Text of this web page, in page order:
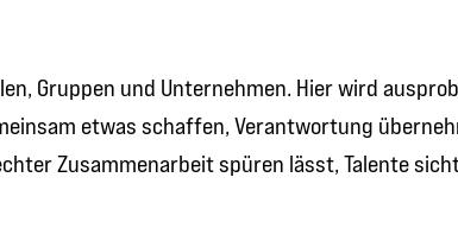
Gruppen und Unternehmen. Hier wird
etwas schaffen, Verantwortung
Zusammenarbeit spüren lässt, Talente